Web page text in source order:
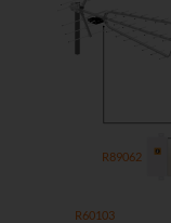
R89062
R60103